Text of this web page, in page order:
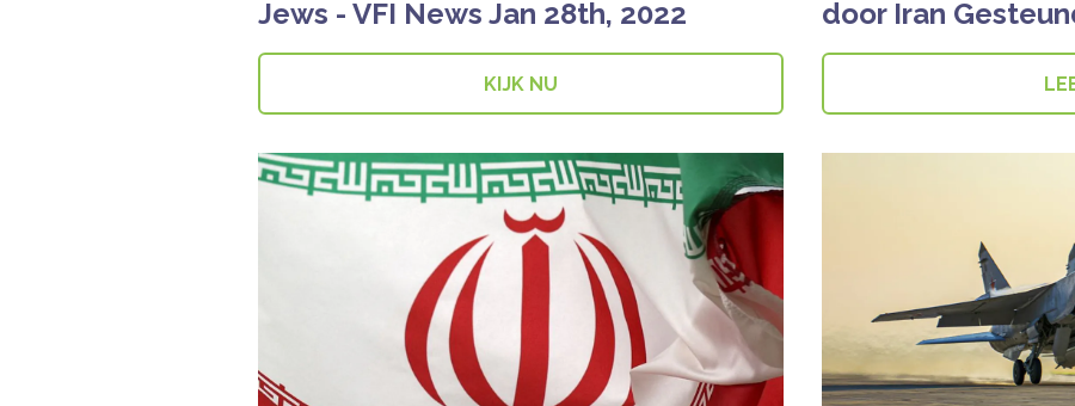
Jews - VFI News Jan 28th, 2022
KIJK NU
door Iran